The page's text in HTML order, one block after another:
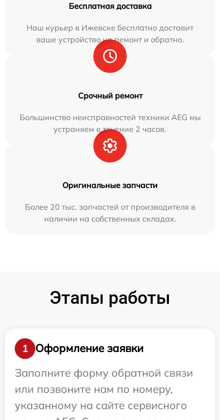
Бесплатная доставка
Наш курьер в Ижевске бесплатно доставит
ваше устройство на ремонт и обратно.
Срочный ремонт
Большинство неисправностей техники AEG мы
устраняем в течение 2 часов.
Оригинальные запчасти
Более 20 тыс. запчастей от производителя в
наличии на собственных складах.
Этапы работы
1
Оформление заявки
Заполните форму обратной связи
или позвоните нам по номеру,
указанному на сайте сервисного